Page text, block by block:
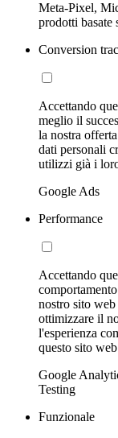
Meta-Pixel,
prodotti
Conversion
Accettando
meglio il
la nostra
dati personali
utilizzi già i
Google Ads
Performance
Accettando
nostro sito
ottimizzare il
l'esperienza
questo sito
Google
Testing
Funzionale